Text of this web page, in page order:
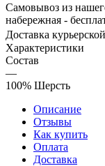
Самовывоз из
набережная -
Доставка
Характеристики
Состав
—
100% Шерсть
Описание
Отзывы
Как купить
Оплата
Доставка